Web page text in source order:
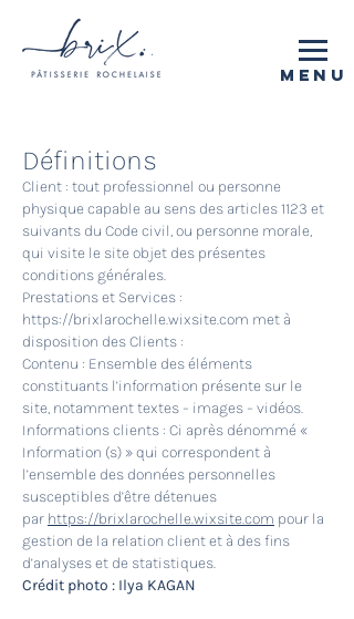
MENU
Définitions
Client : tout professionnel ou personne
physique capable au sens des articles 1123 et
suivants du Code civil, ou personne morale,
qui visite le site objet des présentes
conditions générales.
Prestations et Services :
https://brixlarochelle.wixsite.com met à
disposition des Clients :
Contenu : Ensemble des éléments
constituants l’information présente sur le
site, notamment textes – images – vidéos.
Informations clients : Ci après dénommé «
Information (s) » qui correspondent à
l’ensemble des données personnelles
susceptibles d’être détenues
par https://brixlarochelle.wixsite.com pour la
gestion de la relation client et à des fins
d’analyses et de statistiques.
Crédit photo : Ilya KAGAN